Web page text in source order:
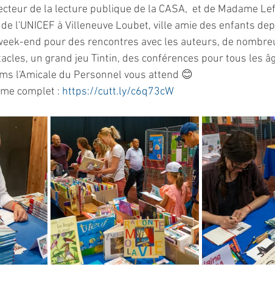
PRESSE TRANSPORT SENIORS Activité culture &
HANDICAP CENTRE DE LOISIRS
de la lecture publique de la CASA,  et de Madame
l'UNICEF à Villeneuve Loubet, ville amie des enfants
end pour des rencontres avec les auteurs, de
un grand jeu Tintin, des conférences pour tous les
l'Amicale du Personnel vous attend 😊
complet : https://cutt.ly/c6q73cW